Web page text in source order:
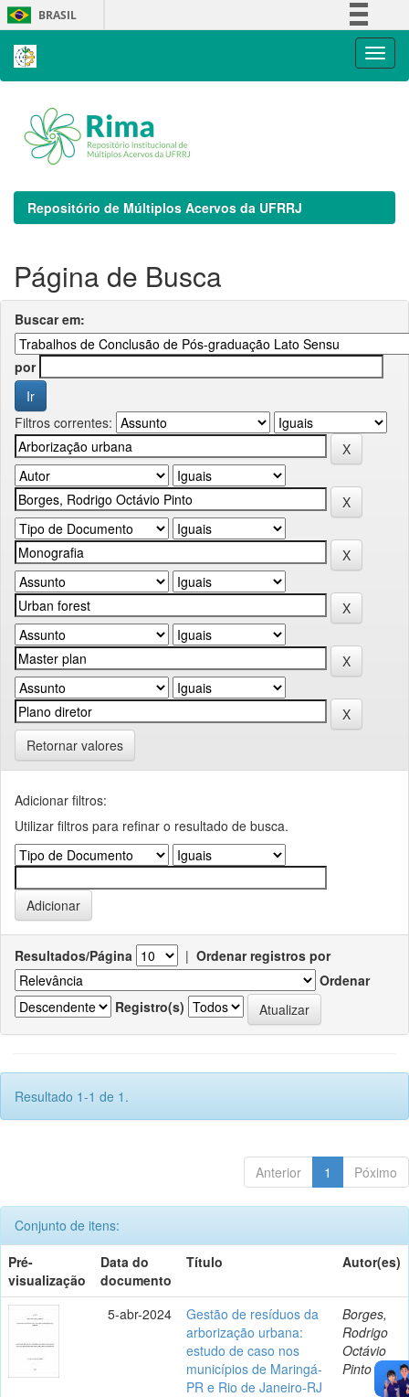
Skip
navigation
BRASIL
Repositório de Múltiplos Acervos da UFRRJ
Página de Busca
Buscar em:
por
Filtros correntes:
Retornar valores
Adicionar filtros:
Utilizar filtros para refinar o resultado de busca.
Resultados/Página | Ordenar registros por
Ordenar
Registro(s)
Resultado 1-1 de 1.
Anterior 1 Póximo
Conjunto de itens:
Pré-
visualização
Data do
documento
Título Autor(es)
5-abr-2024
Gestão de resíduos da
arborização urbana:
estudo de caso nos
municípios de Maringá-
PR e Rio de Janeiro-RJ
Borges,
Rodrigo
Octávio
Pinto